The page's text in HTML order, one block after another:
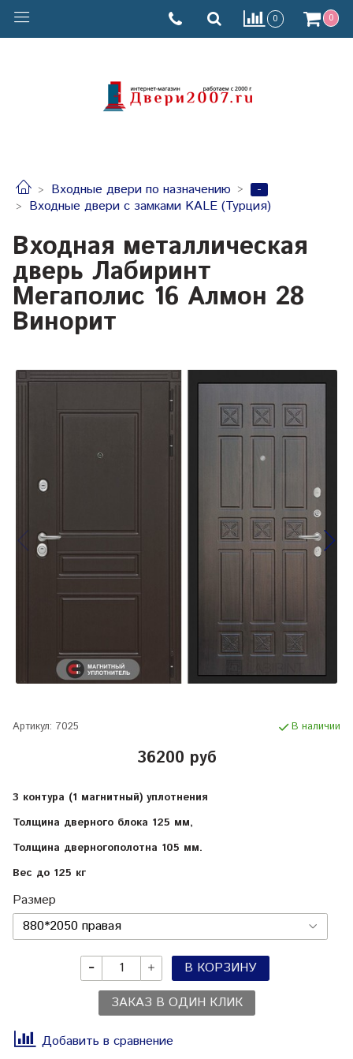
0 0
Входные двери по назначению
-
Входные двери с замками KALE (Турция)
Входная металлическая
дверь Лабиринт
Мегаполис 16 Алмон 28
Винорит
Артикул: 7025 В наличии
36200 руб
3 контура (1 магнитный) уплотнения
Толщина дверного блока 125 мм,
Толщина дверногополотна 105 мм.
Вес до 125 кг
Размер
В КОРЗИНУ
ЗАКАЗ В ОДИН КЛИК
Добавить в сравнение